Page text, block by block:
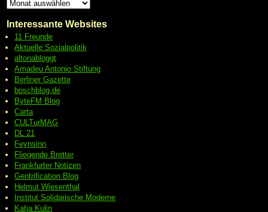
Interessante Websites
11 Freunde
Aktuelle Sozialpolitik
altonabloggt
Amadeu Antonio Stiftung
Berliner Gazette
boschblog.de
ByteFM Blog
Carta
CULTurMAG
DL 21
Feynsinn
Fliegende Bretter
Frankfurter Notizen
Gentrification Blog
Helmut Wiesenthal
Institut Solidarische Moderne
Katja Kulin